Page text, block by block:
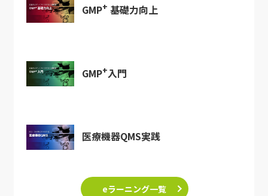
GMP+ 基礎力向上
GMP+入門
医療機器QMS実践
eラーニング一覧